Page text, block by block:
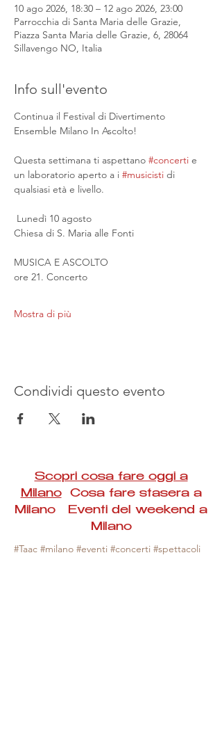
10 ago 2026, 18:30 – 12 ago 2026, 23:00
Parrocchia di Santa Maria delle Grazie,
Piazza Santa Maria delle Grazie, 6, 28064
Sillavengo NO, Italia
Info sull'evento
Continua il Festival di Divertimento
Ensemble Milano In Ascolto!
Questa settimana ti aspettano #concerti e
un laboratorio aperto a i #musicisti di
qualsiasi età e livello.
Lunedì 10 agosto
Chiesa di S. Maria alle Fonti
MUSICA E ASCOLTO
ore 21. Concerto
Mostra di più
Condividi questo evento
Scopri cosa fare oggi a
MilanoCosa fare stasera a
Milano Eventi del weekend a
Milano
#Taac #milano #eventi #concerti #spettacoli